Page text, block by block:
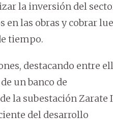
la inversión del
las obras y cobrar
tiempo.
destacando entre
un banco de
la subestación Zarate
del desarrollo